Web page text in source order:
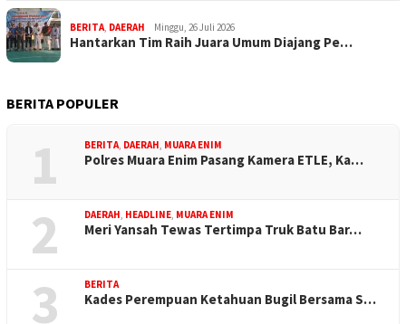
BERITA, DAERAH Minggu, 26 Juli 2026
Hantarkan Tim Raih Juara Umum Diajang Pe…
BERITA POPULER
1 BERITA, DAERAH, MUARA ENIM
Polres Muara Enim Pasang Kamera ETLE, Ka…
2 DAERAH, HEADLINE, MUARA ENIM
Meri Yansah Tewas Tertimpa Truk Batu Bar…
3 BERITA
Kades Perempuan Ketahuan Bugil Bersama S…